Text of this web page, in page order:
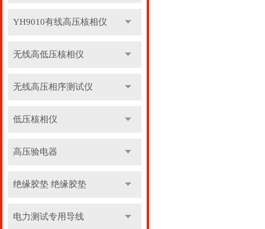
YH9010有线高压核相仪
无线高低压核相仪
无线高压相序测试仪
低压核相仪
高压验电器
绝缘胶垫 绝缘胶垫
电力测试专用导线